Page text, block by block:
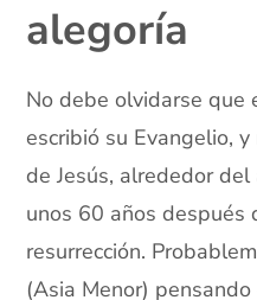
alegoría
No debe olvidarse que
escribió su Evangelio,
de Jesús, alrededor del
unos 60 años después
resurrección.
(Asia Menor)